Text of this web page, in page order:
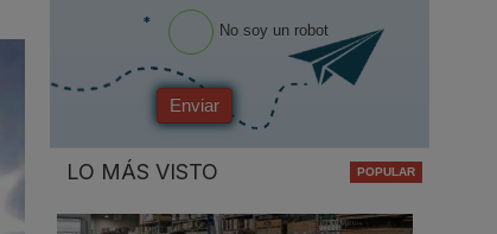
* No soy un robot
Enviar
LO MÁS VISTO